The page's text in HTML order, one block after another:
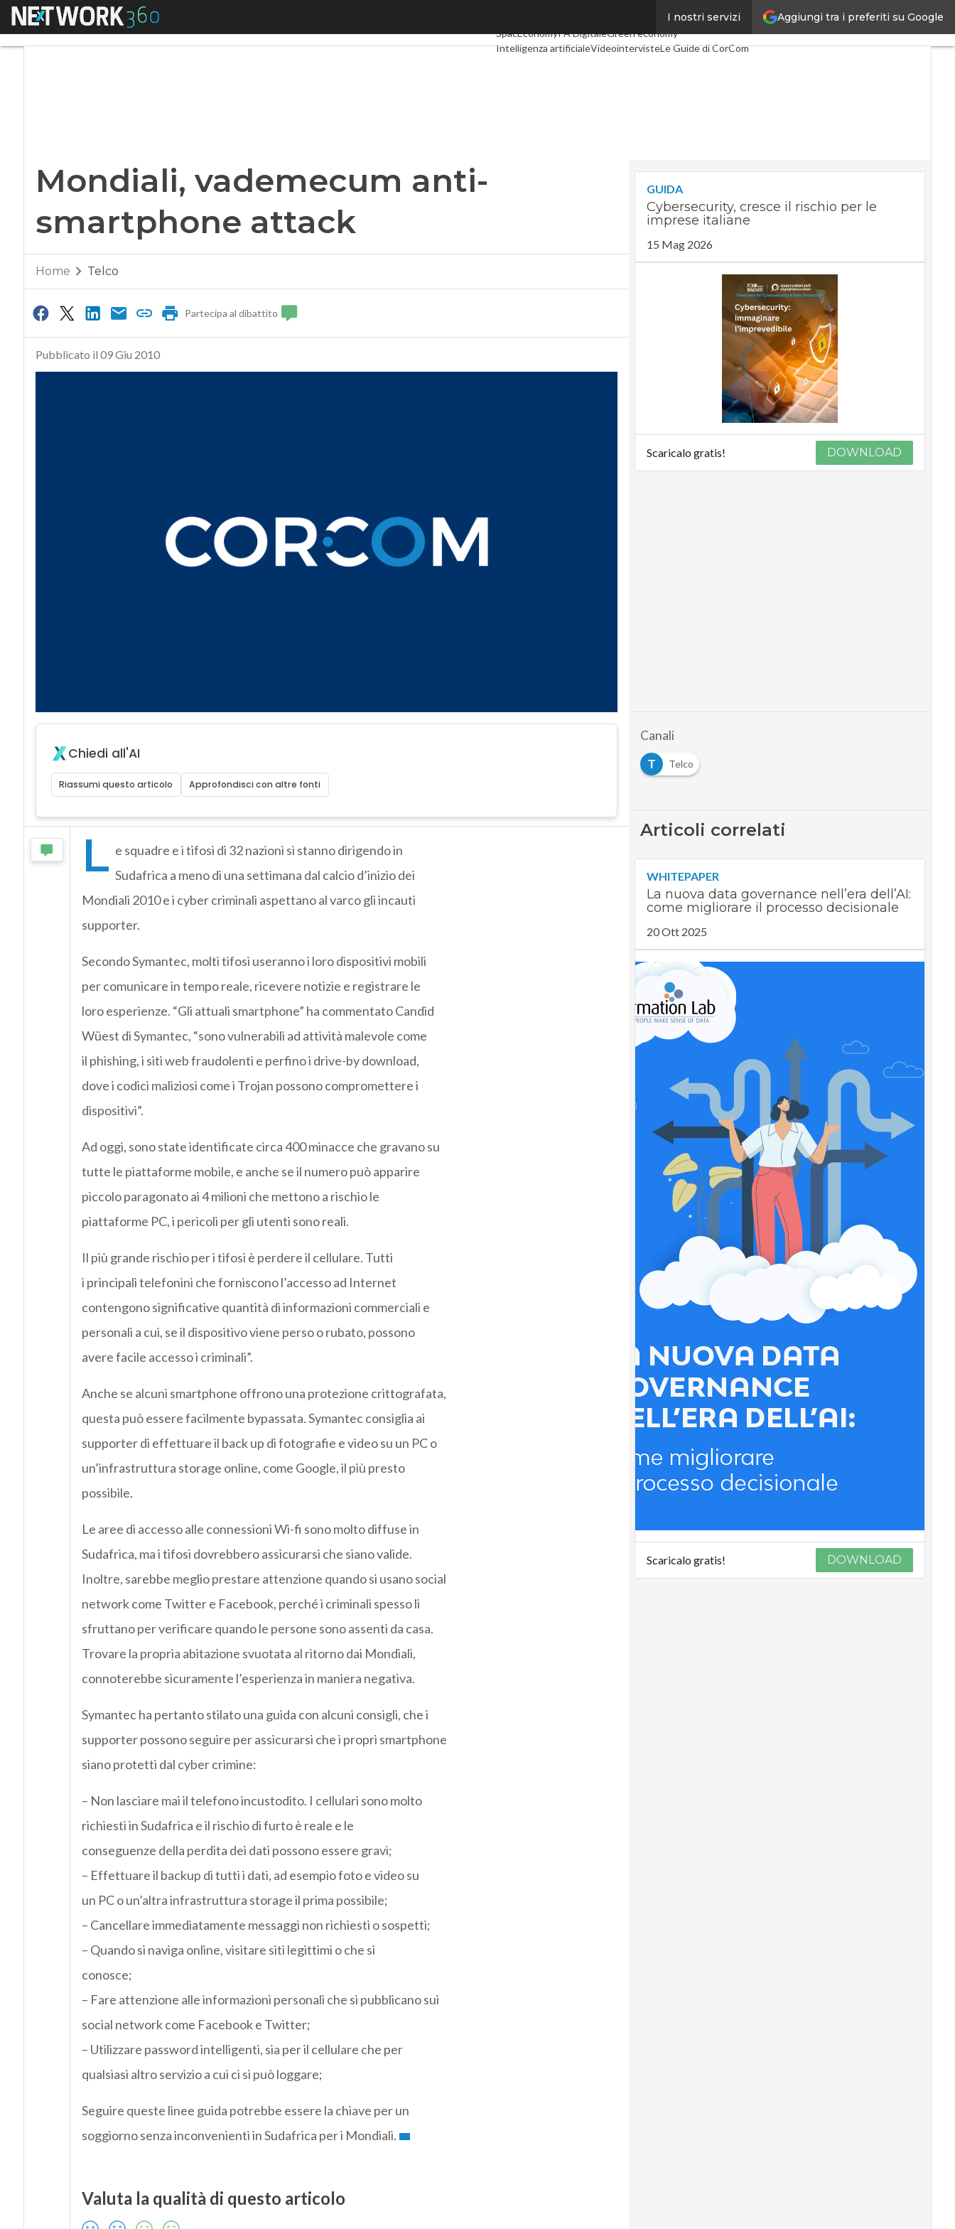
Aggiungi tra i preferiti su Google
I nostri servizi
Menu
Industria 4.0
SpacEconomyPA DigitaleGreen economy
Intelligenza artificialeVideointervisteLe Guide di CorCom
Mondiali, vademecum anti-
smartphone attack
Home Telco
Partecipa al dibattito
Pubblicato il 09 Giu 2010
Chiedi all'AI
Riassumi questo articolo Approfondisci con altre fonti
L e squadre e i tifosi di 32 nazioni si stanno dirigendo in
Sudafrica a meno di una settimana dal calcio d’inizio dei
Mondiali 2010 e i cyber criminali aspettano al varco gli incauti
supporter.
Secondo Symantec, molti tifosi useranno i loro dispositivi mobili
per comunicare in tempo reale, ricevere notizie e registrare le
loro esperienze. “Gli attuali smartphone” ha commentato Candid
Wüest di Symantec, “sono vulnerabili ad attività malevole come
il phishing, i siti web fraudolenti e perfino i drive-by download,
dove i codici maliziosi come i Trojan possono compromettere i
dispositivi”.
Ad oggi, sono state identificate circa 400 minacce che gravano su
tutte le piattaforme mobile, e anche se il numero può apparire
piccolo paragonato ai 4 milioni che mettono a rischio le
piattaforme PC, i pericoli per gli utenti sono reali.
Il più grande rischio per i tifosi è perdere il cellulare. Tutti
i principali telefonini che forniscono l’accesso ad Internet
contengono significative quantità di informazioni commerciali e
personali a cui, se il dispositivo viene perso o rubato, possono
avere facile accesso i criminali”.
Anche se alcuni smartphone offrono una protezione crittografata,
questa può essere facilmente bypassata. Symantec consiglia ai
supporter di effettuare il back up di fotografie e video su un PC o
un’infrastruttura storage online, come Google, il più presto
possibile.
Le aree di accesso alle connessioni Wi-fi sono molto diffuse in
Sudafrica, ma i tifosi dovrebbero assicurarsi che siano valide.
Inoltre, sarebbe meglio prestare attenzione quando si usano social
network come Twitter e Facebook, perché i criminali spesso li
sfruttano per verificare quando le persone sono assenti da casa.
Trovare la propria abitazione svuotata al ritorno dai Mondiali,
connoterebbe sicuramente l’esperienza in maniera negativa.
Symantec ha pertanto stilato una guida con alcuni consigli, che i
supporter possono seguire per assicurarsi che i propri smartphone
siano protetti dal cyber crimine:
– Non lasciare mai il telefono incustodito. I cellulari sono molto
richiesti in Sudafrica e il rischio di furto è reale e le
conseguenze della perdita dei dati possono essere gravi;
– Effettuare il backup di tutti i dati, ad esempio foto e video su
un PC o un’altra infrastruttura storage il prima possibile;
– Cancellare immediatamente messaggi non richiesti o sospetti;
– Quando si naviga online, visitare siti legittimi o che si
conosce;
– Fare attenzione alle informazioni personali che si pubblicano sui
social network come Facebook e Twitter;
– Utilizzare password intelligenti, sia per il cellulare che per
qualsiasi altro servizio a cui ci si può loggare;
Seguire queste linee guida potrebbe essere la chiave per un
soggiorno senza inconvenienti in Sudafrica per i Mondiali.
Valuta la qualità di questo articolo
GUIDA
Cybersecurity, cresce il rischio per le
imprese italiane
15 Mag 2026
Scaricalo gratis! DOWNLOAD
Canali
T
Telco
Articoli correlati
WHITEPAPER
La nuova data governance nell’era dell’AI:
come migliorare il processo decisionale
20 Ott 2025
Scaricalo gratis! DOWNLOAD